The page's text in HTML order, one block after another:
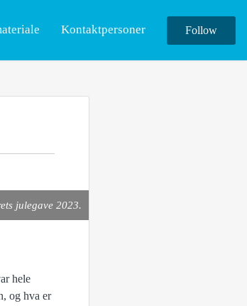
Kontaktpersoner Follow
julegave 2023.
hele
og hva er